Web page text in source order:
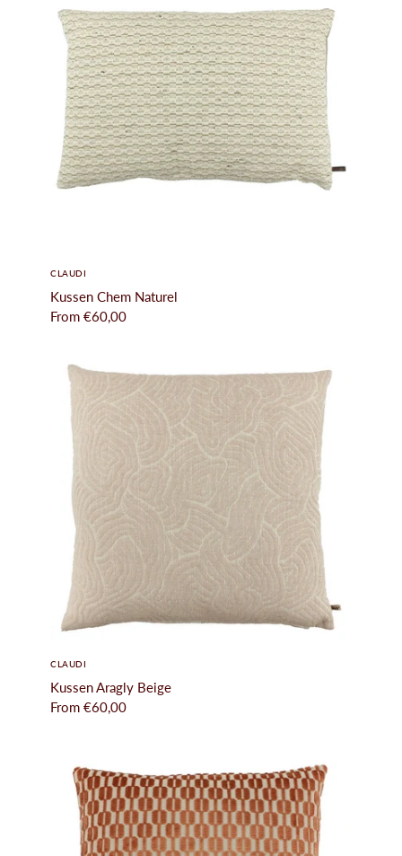
CLAUDI
Kussen Chem Naturel
From €60,00
CLAUDI
Kussen Aragly Beige
From €60,00